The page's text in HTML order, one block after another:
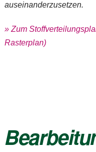
auseinanderzusetzen.
» Zum
Rasterplan)